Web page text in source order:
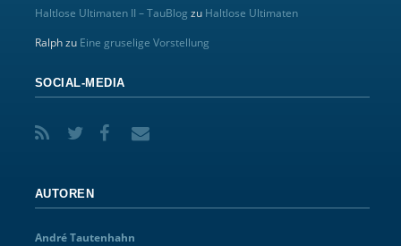
Haltlose Ultimaten II – TauBlog zu Haltlose Ultimaten
Ralphzu Eine gruselige Vorstellung
SOCIAL-MEDIA
AUTOREN
André Tautenhahn